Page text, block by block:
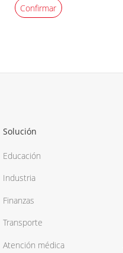
Confirmar
Solución
Educación
Industria
Finanzas
Transporte
Atención médica